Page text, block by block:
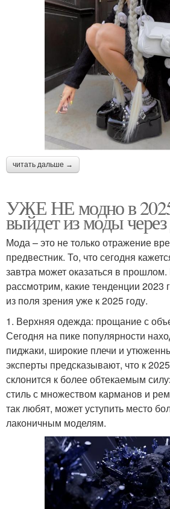
читать дальше →
УЖЕ НЕ модно в
выйдет из моды через
Мода – это не только отражение
предвестник. То, что сегодня
завтра может оказаться в
рассмотрим, какие тенденции 2023
из поля зрения уже к 2025 году.
1. Верхняя одежда: прощание с
Сегодня на пике популярности
пиджаки, широкие плечи и
эксперты предсказывают, что к
склонится к более обтекаемым
стиль с множеством карманов и
так любят, может уступить место
лаконичным моделям.